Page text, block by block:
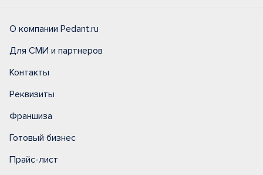
О компании Pedant.ru
Для СМИ и партнеров
Контакты
Реквизиты
Франшиза
Готовый бизнес
Прайс-лист